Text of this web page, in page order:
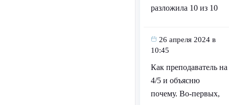
разложила 10 из 10
26 апреля 2024 в
10:45
Как преподаватель на
4/5 и объясню
почему. Во-первых,